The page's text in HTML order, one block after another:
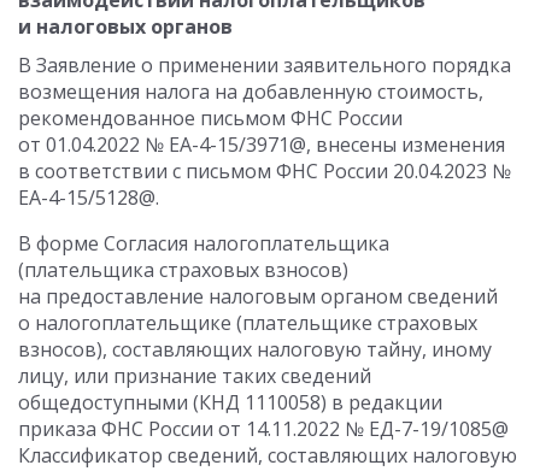
и налоговых органов
В Заявление о применении заявительного порядка
возмещения налога на добавленную стоимость,
рекомендованное письмом ФНС России
от 01.04.2022 № ЕА-4-15/3971@, внесены изменения
в соответствии с письмом ФНС России 20.04.2023 №
ЕА-4-15/5128@.
В форме Согласия налогоплательщика
(плательщика страховых взносов)
на предоставление налоговым органом сведений
о налогоплательщике (плательщике страховых
взносов), составляющих налоговую тайну, иному
лицу, или признание таких сведений
общедоступными (КНД 1110058) в редакции
приказа ФНС России от 14.11.2022 № ЕД-7-19/1085@
Классификатор сведений, составляющих налоговую